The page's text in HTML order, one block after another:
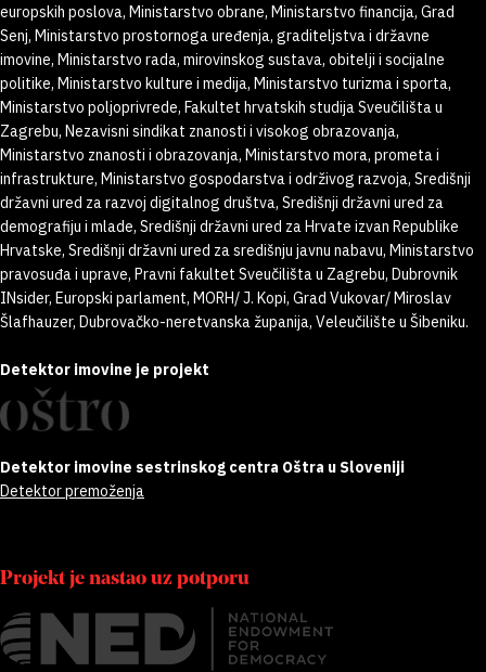
europskih poslova, Ministarstvo obrane, Ministarstvo financija, Grad
Senj, Ministarstvo prostornoga uređenja, graditeljstva i državne
imovine, Ministarstvo rada, mirovinskog sustava, obitelji i socijalne
politike, Ministarstvo kulture i medija, Ministarstvo turizma i sporta,
Ministarstvo poljoprivrede, Fakultet hrvatskih studija Sveučilišta u
Zagrebu, Nezavisni sindikat znanosti i visokog obrazovanja,
Ministarstvo znanosti i obrazovanja, Ministarstvo mora, prometa i
infrastrukture, Ministarstvo gospodarstva i održivog razvoja, Središnji
državni ured za razvoj digitalnog društva, Središnji državni ured za
demografiju i mlade, Središnji državni ured za Hrvate izvan Republike
Hrvatske, Središnji državni ured za središnju javnu nabavu, Ministarstvo
pravosuđa i uprave, Pravni fakultet Sveučilišta u Zagrebu, Dubrovnik
INsider, Europski parlament, MORH/ J. Kopi, Grad Vukovar/ Miroslav
Šlafhauzer, Dubrovačko-neretvanska županija, Veleučilište u Šibeniku.
Detektor imovine je projekt
Detektor imovine sestrinskog centra Oštra u Sloveniji
Detektor premoženja
Projekt je nastao uz potporu